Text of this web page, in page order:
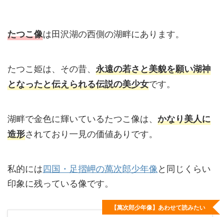
たつこ像は田沢湖の西側の湖畔にあります。
たつこ姫は、その昔、 永遠の若さと美貌を願い湖神
となったと伝えられる伝説の美少女です。
湖畔で金色に輝いているたつこ像は、 かなり美人に
造形されており一見の価値ありです。
私的には四国・足摺岬の萬次郎少年像と同じくらい
印象に残っている像です。
【萬次郎少年像】あわせて読みたい